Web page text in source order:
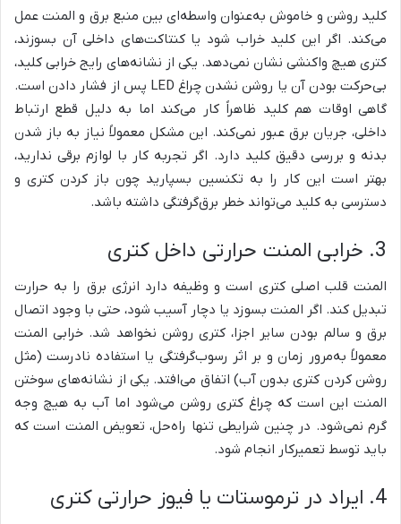
کلید روشن و خاموش به‌عنوان واسطه‌ای بین منبع برق و المنت عمل
می‌کند. اگر این کلید خراب شود یا کنتاکت‌های داخلی آن بسوزند،
کتری هیچ واکنشی نشان نمی‌دهد. یکی از نشانه‌های رایج خرابی کلید،
بی‌حرکت بودن آن یا روشن نشدن چراغ LED پس از فشار دادن است.
گاهی اوقات هم کلید ظاهراً کار می‌کند اما به دلیل قطع ارتباط
داخلی، جریان برق عبور نمی‌کند. این مشکل معمولاً نیاز به باز شدن
بدنه و بررسی دقیق کلید دارد. اگر تجربه کار با لوازم برقی ندارید،
بهتر است این کار را به تکنسین بسپارید چون باز کردن کتری و
دسترسی به کلید می‌تواند خطر برق‌گرفتگی داشته باشد.
3. خرابی المنت حرارتی داخل کتری
المنت قلب اصلی کتری است و وظیفه دارد انرژی برق را به حرارت
تبدیل کند. اگر المنت بسوزد یا دچار آسیب شود، حتی با وجود اتصال
برق و سالم بودن سایر اجزا، کتری روشن نخواهد شد. خرابی المنت
معمولاً به‌مرور زمان و بر اثر رسوب‌گرفتگی یا استفاده نادرست (مثل
روشن کردن کتری بدون آب) اتفاق می‌افتد. یکی از نشانه‌های سوختن
المنت این است که چراغ کتری روشن می‌شود اما آب به هیچ وجه
گرم نمی‌شود. در چنین شرایطی تنها راه‌حل، تعویض المنت است که
باید توسط تعمیرکار انجام شود.
4. ایراد در ترموستات یا فیوز حرارتی کتری